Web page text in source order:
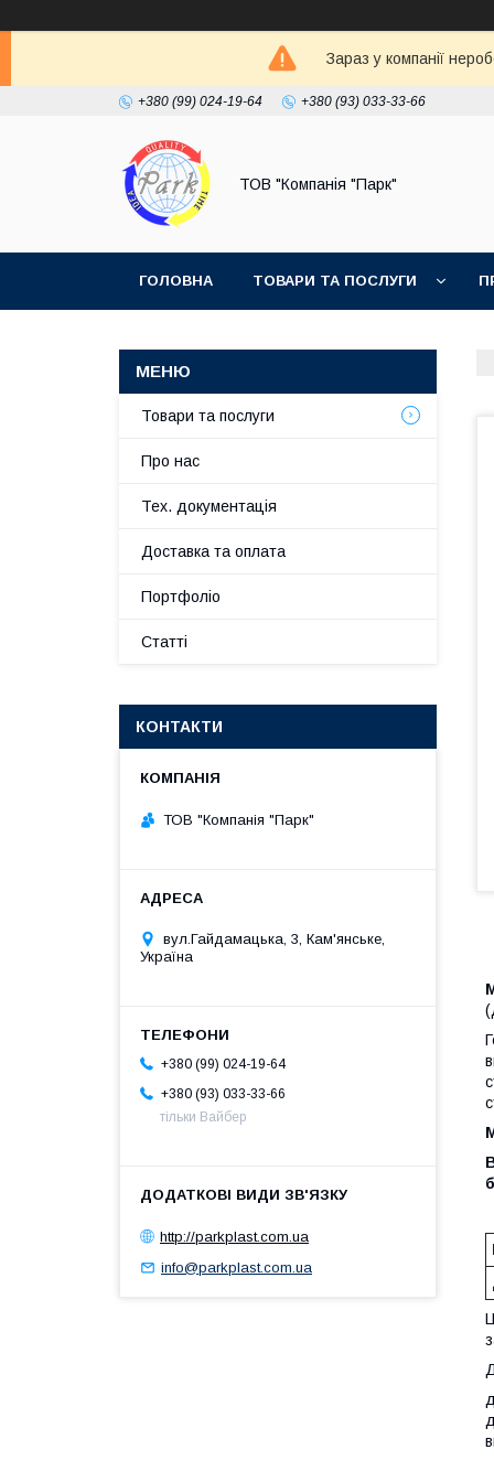
Зараз у компанії
+380 (99) 024-19-64 +380 (93) 033-33-66
ТОВ "Компанія "Парк"
ГОЛОВНА ТОВАРИ ТА ПОСЛУГИ
Товари та послуги
Про нас
Тех. документація
Доставка та оплата
Портфоліо
Статті
КОНТАКТИ
ТОВ "Компанія "Парк"
вул.Гайдамацька, 3, Кам'янське,
Україна
+380 (99) 024-19-64
+380 (93) 033-33-66
тільки Вайбер
http://parkplast.com.ua
info@parkplast.com.ua